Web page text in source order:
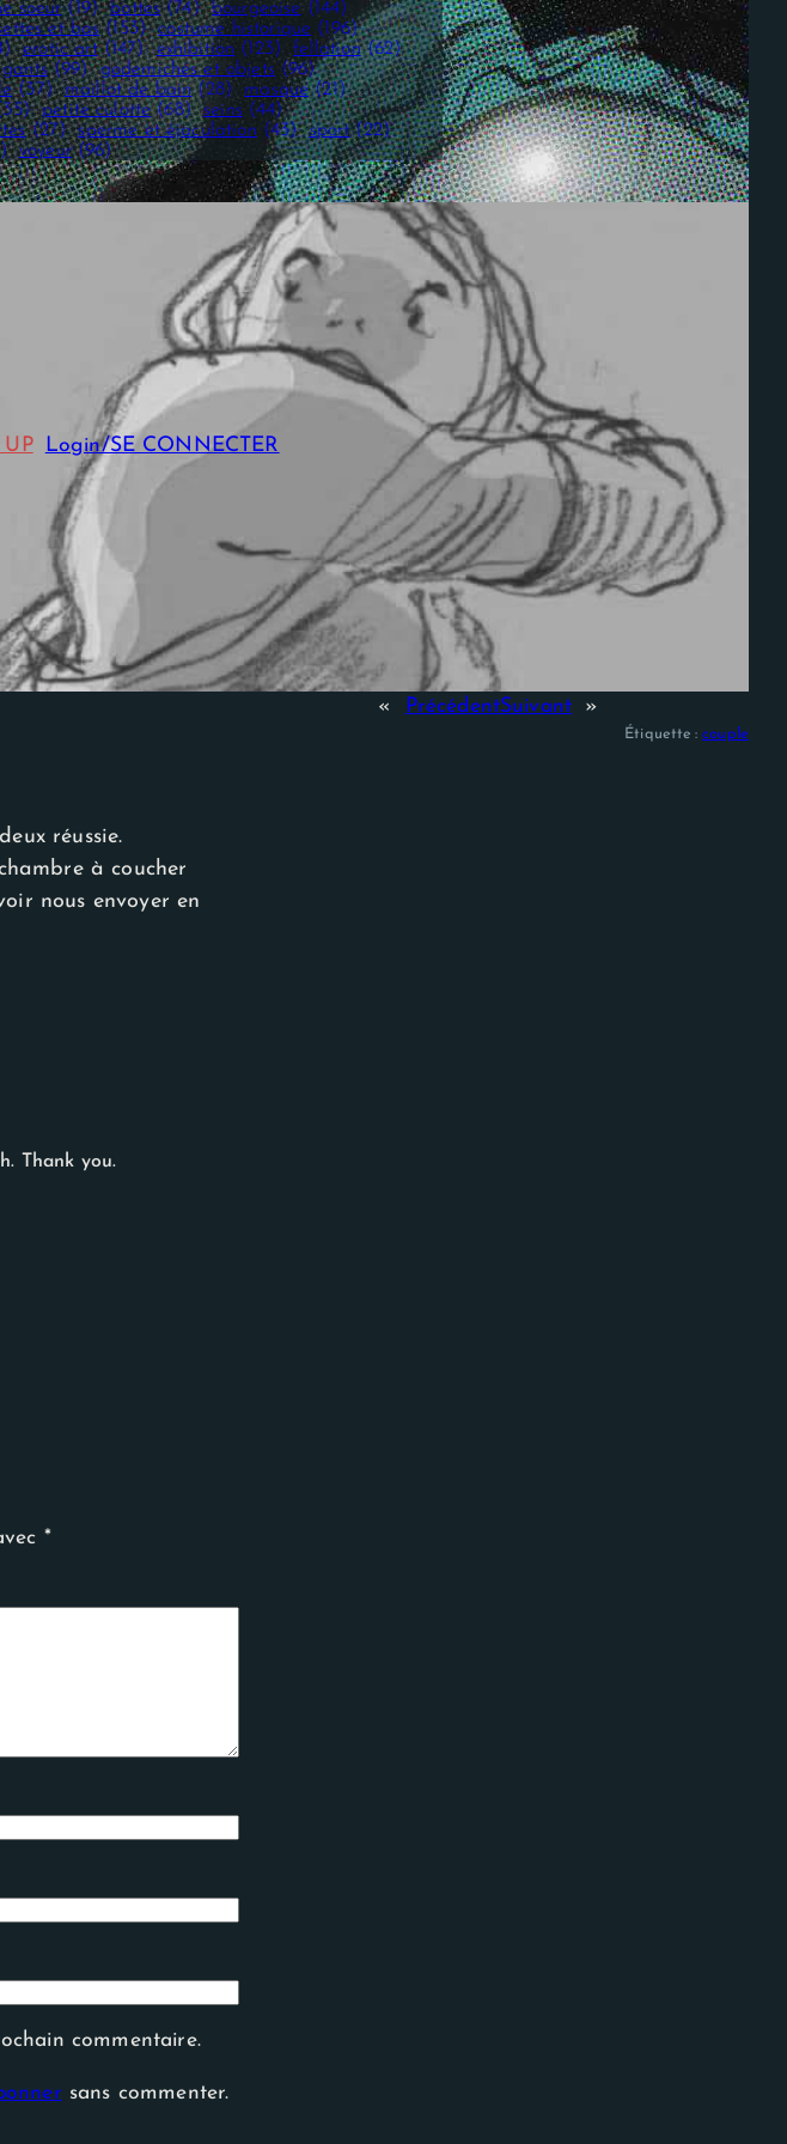
soeur (19) bottes (74) bourgeoise (144)
et bas (153) costume historique (196)
erotic art (147) exhibition (123) fellation (62)
gants (99) godemichés et objets (96)
(37) maillot de bain (28) masque (21)
petite culotte (68) seins (44)
(27) sperme et éjaculation (43) sport (22)
voyeur (96)
UP Login/SE CONNECTER
réussie.
à coucher
nous envoyer en
« PrécédentSuivant »
Étiquette :couple
Thank you.
*
commentaire.
sans commenter.